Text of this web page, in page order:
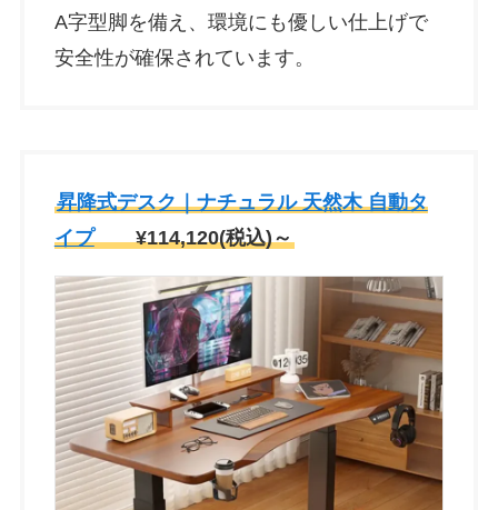
A字型脚を備え、環境にも優しい仕上げで
安全性が確保されています。
昇降式デスク｜ナチュラル 天然木 自動タ
イプ¥114,120(税込)～